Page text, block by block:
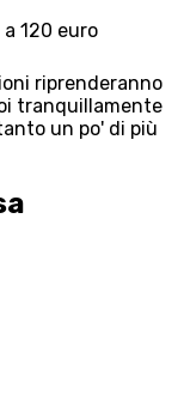
120 euro
riprenderanno
tranquillamente
un po' di più